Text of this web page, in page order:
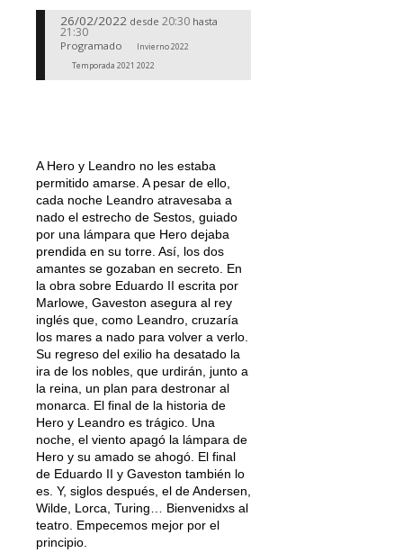
26/02/2022 desde 20:30 hasta
21:30
Programado
Invierno 2022
Temporada 2021 2022
A Hero y Leandro no les estaba
permitido amarse. A pesar de ello,
cada noche Leandro atravesaba a
nado el estrecho de Sestos, guiado
por una lámpara que Hero dejaba
prendida en su torre. Así, los dos
amantes se gozaban en secreto. En
la obra sobre Eduardo II escrita por
Marlowe, Gaveston asegura al rey
inglés que, como Leandro, cruzaría
los mares a nado para volver a verlo.
Su regreso del exilio ha desatado la
ira de los nobles, que urdirán, junto a
la reina, un plan para destronar al
monarca. El final de la historia de
Hero y Leandro es trágico. Una
noche, el viento apagó la lámpara de
Hero y su amado se ahogó. El final
de Eduardo II y Gaveston también lo
es. Y, siglos después, el de Andersen,
Wilde, Lorca, Turing… Bienvenidxs al
teatro. Empecemos mejor por el
principio.